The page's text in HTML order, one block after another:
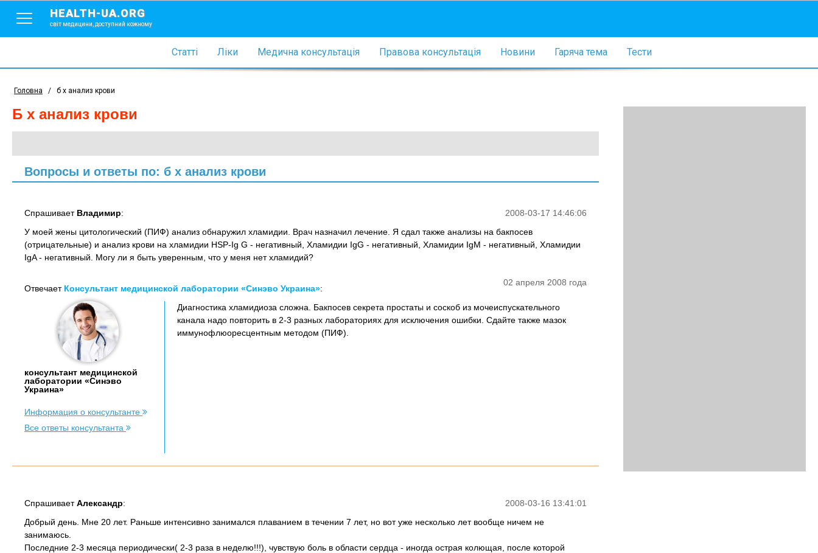
HEALTH-UA.ORG
світ медицини, доступний кожному
Статті Ліки Медична консультація Правова консультація Новини Гаряча тема Тести
Головна / б х анализ крови
б х анализ крови
Вопросы и ответы по: б х анализ крови
2008-03-17 14:46:06
Спрашивает Владимир:
У моей жены цитологический (ПИФ) анализ обнаружил хламидии. Врач назначил лечение. Я сдал также анализы на бакпосев
(отрицательные) и анализ крови на хламидии HSP-Ig G - негативный, Хламидии IgG - негативный, Хламидии IgM - негативный, Хламидии
IgA - негативный. Могу ли я быть уверенным, что у меня нет хламидий?
02 апреля 2008 года
Отвечает Консультант медицинской лаборатории «Синэво Украина»:
консультант медицинской
лаборатории «Синэво
Украина»
Информация о консультанте
Все ответы консультанта
Диагностика хламидиоза сложна. Бакпосев секрета простаты и соскоб из мочеиспускательного
канала надо повторить в 2-3 разных лабораториях для исключения ошибки. Сдайте также мазок
иммунофлюоресцентным методом (ПИФ).
2008-03-16 13:41:01
СпрашиваетАлександр:
Добрый день. Мне 20 лет. Раньше интенсивно занимался плаванием в течении 7 лет, но вот уже несколько лет вообще ничем не
занимаюсь.
Последние 2-3 месяца периодически( 2-3 раза в неделю!!!), чувствую боль в области сердца - иногда острая колющая, после которой